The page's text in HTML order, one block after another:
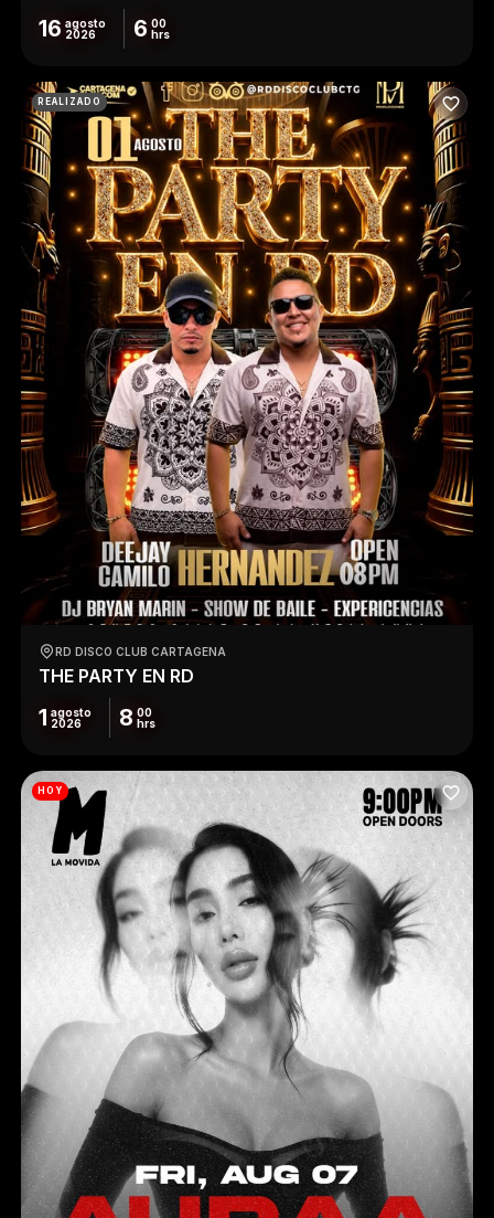
16 agosto
2026
6 00
hrs
REALIZADO
RD DISCO CLUB CARTAGENA
THE PARTY EN RD
1 agosto
2026
8 00
hrs
HOY